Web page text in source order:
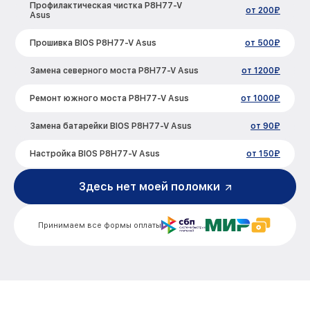
Профилактическая чистка P8H77-V
Asus
от 200₽
Прошивка BIOS P8H77-V Asus от 500₽
Замена северного моста P8H77-V Asus от 1200₽
Ремонт южного моста P8H77-V Asus от 1000₽
Замена батарейки BIOS P8H77-V Asus от 90₽
Настройка BIOS P8H77-V Asus от 150₽
Принимаем все формы оплаты
Здесь нет моей поломки